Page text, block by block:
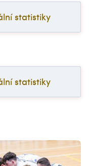
statistiky
statistiky